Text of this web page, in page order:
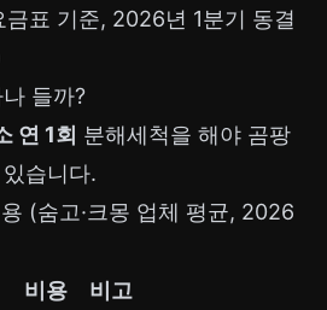
표 기준, 2026년 1분기 동결
들까?
연 1회 분해세척을 해야 곰팡
습니다.
(숨고·크몽 업체 평균, 2026
비용 비고